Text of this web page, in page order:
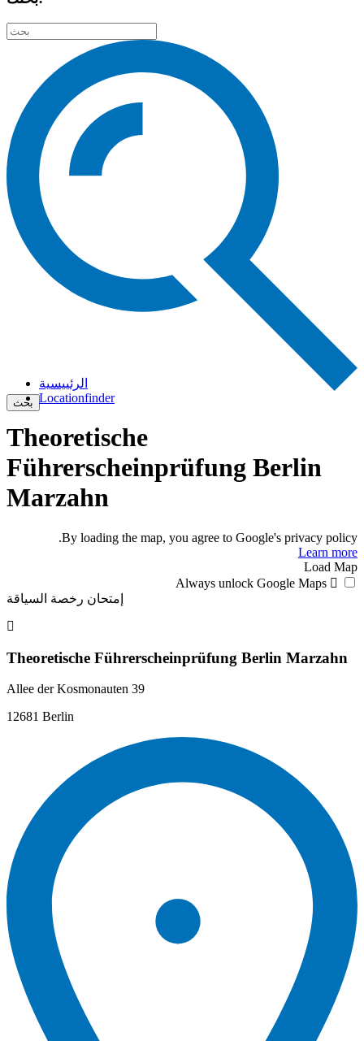
بحث
الرئييسية
Locationfinder
Theoretische
Führerscheinprüfung Berlin
Marzahn
By loading the map, you agree to Google's privacy policy.
Learn more
Load Map
Always unlock Google Maps
إمتحان رخصة السياقة
Theoretische Führerscheinprüfung Berlin Marzahn
Allee der Kosmonauten 39
12681 Berlin